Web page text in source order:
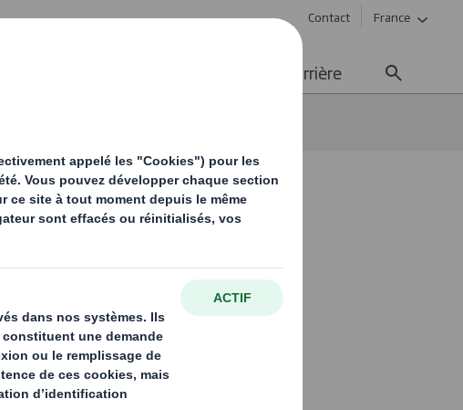
Contact France
Carrière
une eau plus propre